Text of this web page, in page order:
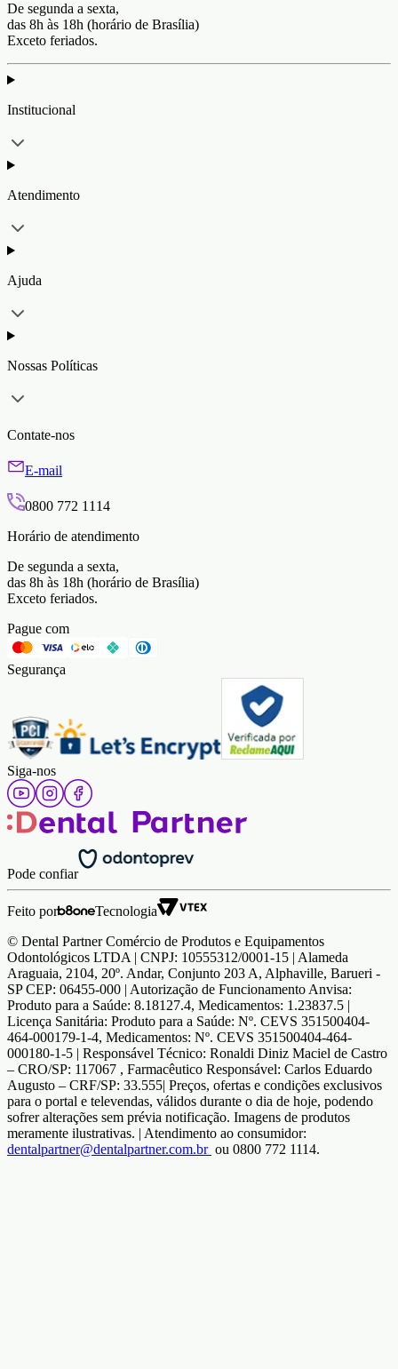
De segunda a sexta,
das 8h às 18h (horário de Brasília)
Exceto feriados.
Institucional
Atendimento
Ajuda
Nossas Políticas
Contate-nos
E-mail
0800 772 1114
Horário de atendimento
De segunda a sexta,
das 8h às 18h (horário de Brasília)
Exceto feriados.
Pague com
Segurança
Siga-nos
Pode confiar
Feito por
Tecnologia
© Dental Partner Comércio de Produtos e Equipamentos
Odontológicos LTDA | CNPJ: 10555312/0001-15 | Alameda
Araguaia, 2104, 20º. Andar, Conjunto 203 A, Alphaville, Barueri -
SP CEP: 06455-000 | Autorização de Funcionamento Anvisa:
Produto para a Saúde: 8.18127.4, Medicamentos: 1.23837.5 |
Licença Sanitária: Produto para a Saúde: Nº. CEVS 351500404-
464-000179-1-4, Medicamentos: Nº. CEVS 351500404-464-
000180-1-5 | Responsável Técnico: Ronaldi Diniz Maciel de Castro
– CRO/SP: 117067 , Farmacêutico Responsável: Carlos Eduardo
Augusto – CRF/SP: 33.555| Preços, ofertas e condições exclusivos
para o portal e televendas, válidos durante o dia de hoje, podendo
sofrer alterações sem prévia notificação. Imagens de produtos
meramente ilustrativas. | Atendimento ao consumidor:
dentalpartner@dentalpartner.com.br ou 0800 772 1114.